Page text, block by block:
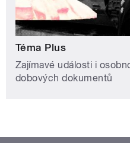
Téma Plus
Zajímavé události i
dobových dokumentů